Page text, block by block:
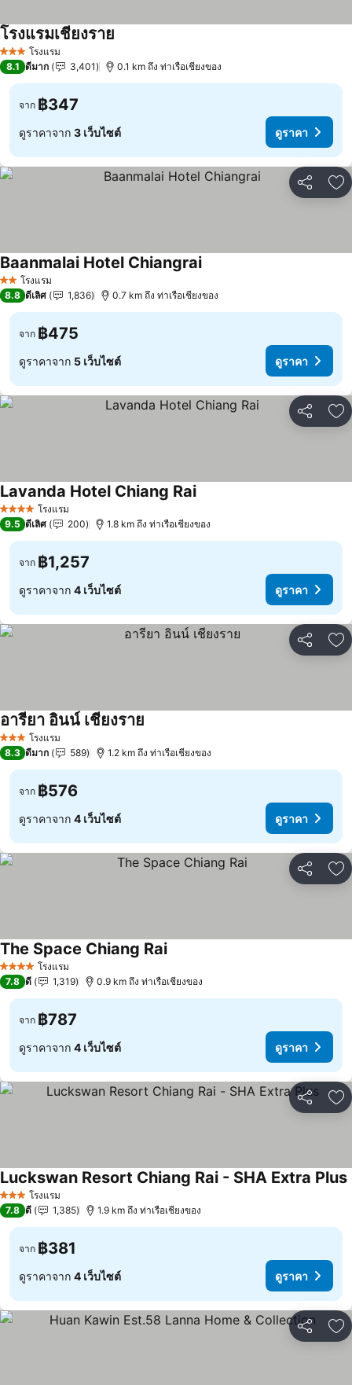
3 ดาว โรงแรม
โรงแรมเชียงราย
8.1 ดีมาก 3,401 0.1 km ถึง ท่าเรือเชียงของ
จาก ฿347
ดูราคาจาก 3 เว็บไซต์ ดูราคา
แชร์ เ
2 ดาวโรงแรม
Baanmalai Hotel Chiangrai
8.8 ดีเลิศ 1,836 0.7 km ถึง ท่าเรือเชียงของ
จาก ฿475
ดูราคาจาก 5 เว็บไซต์ ดูราคา
แชร์ เ
4 ดาว โรงแรม
Lavanda Hotel Chiang Rai
9.5 ดีเลิศ 200 1.8 km ถึง ท่าเรือเชียงของ
จาก ฿1,257
ดูราคาจาก 4 เว็บไซต์ ดูราคา
แชร์ เ
3 ดาว โรงแรม
อารียา อินน์ เชียงราย
8.3 ดีมาก 589 1.2 km ถึง ท่าเรือเชียงของ
จาก ฿576
ดูราคาจาก 4 เว็บไซต์ ดูราคา
แชร์ เ
4 ดาว โรงแรม
The Space Chiang Rai
7.8 ดี 1,319 0.9 km ถึง ท่าเรือเชียงของ
จาก ฿787
ดูราคาจาก 4 เว็บไซต์ ดูราคา
แชร์ เ
3 ดาว โรงแรม
Luckswan Resort Chiang Rai - SHA Extra Plus
7.8 ดี 1,385 1.9 km ถึง ท่าเรือเชียงของ
จาก ฿381
ดูราคาจาก 4 เว็บไซต์ ดูราคา
แชร์ เ